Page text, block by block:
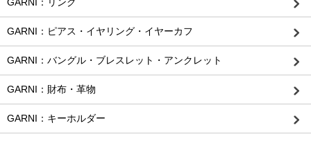
GARNI：ピアス・イヤリング・イヤーカフ
GARNI：バングル・ブレスレット・アンクレット
GARNI：財布・革物
GARNI：キーホルダー